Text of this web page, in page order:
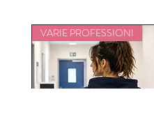
VARIE PROFESSIONI